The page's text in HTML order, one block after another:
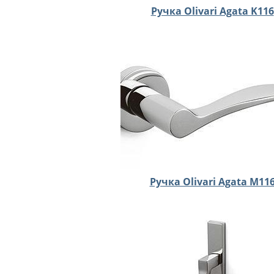
Ручка Olivari Agata K116
Ручка Olivari Agata